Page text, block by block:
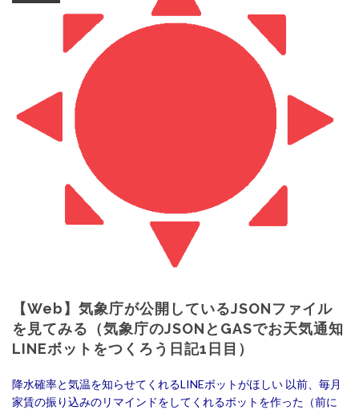
【Web】気象庁が公開しているJSONファイル
を見てみる（気象庁のJSONとGASでお天気通知
LINEボットをつくろう日記1日目）
降水確率と気温を知らせてくれるLINEボットがほしい 以前、毎月
家賃の振り込みのリマインドをしてくれるボットを作った（前に